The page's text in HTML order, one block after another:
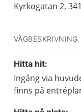
Kyrkogatan 2,
VÄGBESKRIVNING
Hitta hit:
Ingång via
finns på